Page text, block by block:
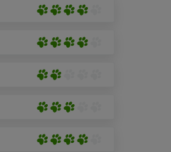
sur
(4
sur
Très
(4
sur
Très
(4
sur
Peu
(2
sur
Moyennement
(4
Très